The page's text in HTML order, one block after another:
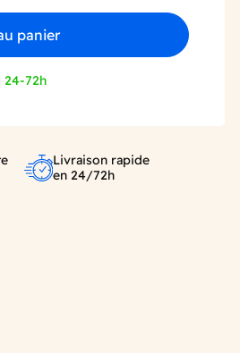
panier
24-72h
Livraison rapide
en 24/72h